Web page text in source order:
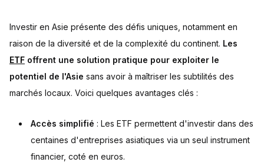
Investir en Asie présente des défis uniques, notamment en
raison de la diversité et de la complexité du continent. Les
ETF offrent une solution pratique pour exploiter le
potentiel de l'Asie sans avoir à maîtriser les subtilités des
marchés locaux. Voici quelques avantages clés :
Accès simplifié : Les ETF permettent d'investir dans des
centaines d'entreprises asiatiques via un seul instrument
financier, coté en euros.